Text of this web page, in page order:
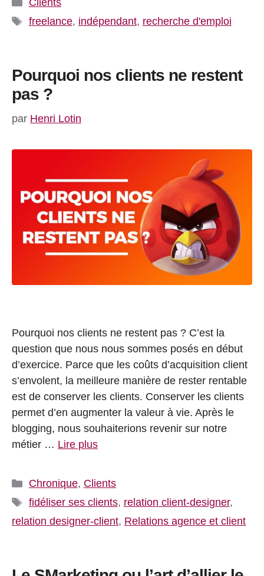
Clients
Étiquettes
freelance, indépendant, recherche d'emploi
Pourquoi nos clients ne restent
pas ?
par Henri Lotin
Pourquoi nos clients ne restent pas ? C’est la
question que nous nous sommes posés en début
d’exercice. Parce que les coûts d’acquisition client
s’envolent, la meilleure manière de rester rentable
est de conserver les clients. Conserver les clients
permet d’en augmenter la valeur à vie. Après le
blogging, nous souhaiterions revenir sur notre
métier … Lire plus
Catégories
Chronique, Clients
Étiquettes
fidéliser ses clients, relation client-designer,
relation designer-client, Relations agence et client